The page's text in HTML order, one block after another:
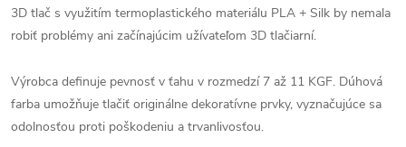
3D tlač s využitím termoplastického materiálu PLA + Silk by nemala
robiť problémy ani začínajúcim užívateľom 3D tlačiarní.
Výrobca definuje pevnosť v ťahu v rozmedzí 7 až 11 KGF. Dúhová
farba umožňuje tlačiť originálne dekoratívne prvky, vyznačujúce sa
odolnosťou proti poškodeniu a trvanlivosťou.